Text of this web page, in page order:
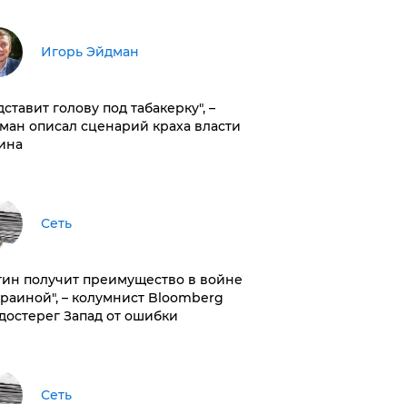
Игорь Эйдман
голову под табакерку", –
описал сценарий краха власти
Сеть
получит преимущество в войне
– колумнист Bloomberg
Запад от ошибки
Сеть